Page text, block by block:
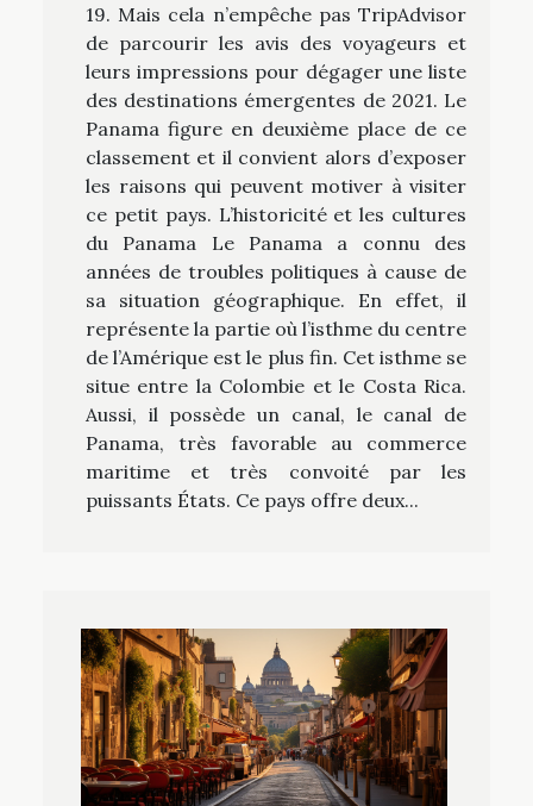
19. Mais cela n’empêche pas TripAdvisor
de parcourir les avis des voyageurs et
leurs impressions pour dégager une liste
des destinations émergentes de 2021. Le
Panama figure en deuxième place de ce
classement et il convient alors d’exposer
les raisons qui peuvent motiver à visiter
ce petit pays. L’historicité et les cultures
du Panama Le Panama a connu des
années de troubles politiques à cause de
sa situation géographique. En effet, il
représente la partie où l’isthme du centre
de l’Amérique est le plus fin. Cet isthme se
situe entre la Colombie et le Costa Rica.
Aussi, il possède un canal, le canal de
Panama, très favorable au commerce
maritime et très convoité par les
puissants États. Ce pays offre deux...